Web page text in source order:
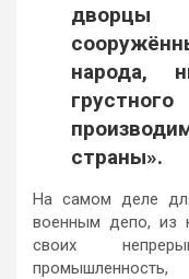
дворцы
народа,
страны».
На самом деле
военным депо, из
своих